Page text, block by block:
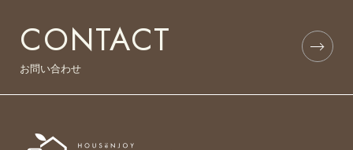
CONTACT
お問い合わせ